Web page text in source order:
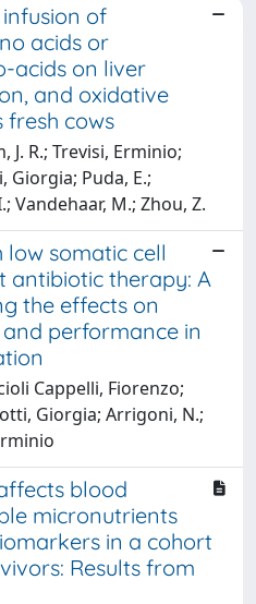
of
acids or
acids on liver
and oxidative
fresh cows
J. R.; Trevisi, Erminio;
Puda, E.;
Vandehaar, M.; Zhou, Z.
somatic cell
antibiotic therapy: A
the effects on
performance in
Cappelli, Fiorenzo;
Giorgia; Arrigoni, N.;
blood
micronutrients
in a cohort
Results from